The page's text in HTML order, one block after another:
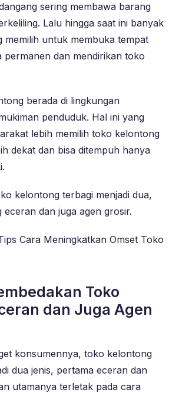
sering membawa barang
Lalu hingga saat ini banyak
untuk membuka tempat
permanen dan mendirikan toko
berada di lingkungan
penduduk. Hal ini yang
lebih memilih toko kelontong
dekat dan bisa ditempuh hanya
kelontong terbagi menjadi dua,
dan juga agen grosir.
Cara Meningkatkan Omset Toko
Toko
dan Juga Agen
konsumennya, toko kelontong
dua jenis, pertama eceran dan
utamanya terletak pada cara